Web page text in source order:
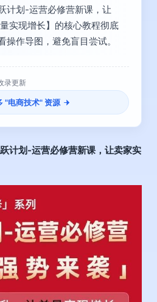
计划-运营必修营新课，让
实现增长】的核心教程彻底
操作导图，避免盲目尝试。
录更新
"电商技术" 资源
跃计划-运营必修营新课，让卖家实